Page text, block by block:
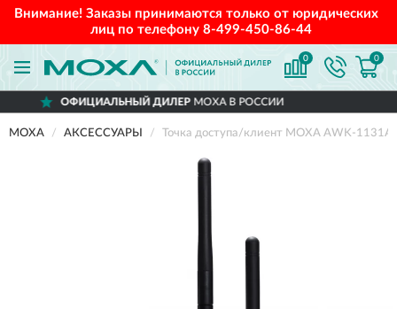
Внимание! Заказы принимаются только от юридических
лиц по телефону 8-499-450-86-44
0 0
ОФИЦИАЛЬНЫЙ ДИЛЕРMOXA В РОССИИ
MOXA АКСЕССУАРЫ Точка доступа/клиент MOXA AWK-